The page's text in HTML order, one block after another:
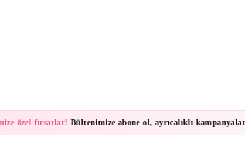
fırsatlar!Bültenimize abone ol, ayrıcalıklı kampanyalar